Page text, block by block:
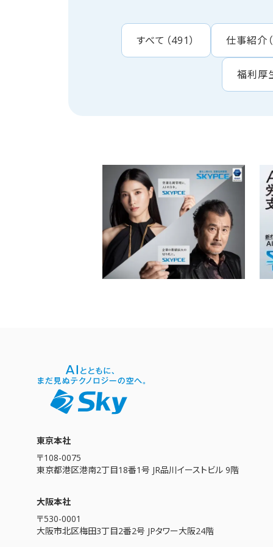
すべて （491） 仕事紹介 （
福利厚
東京本社
〒108-0075
東京都港区港南2丁目18番1号 JR品川イーストビル 9階
大阪本社
〒530-0001
大阪市北区梅田3丁目2番2号 JPタワー大阪24階